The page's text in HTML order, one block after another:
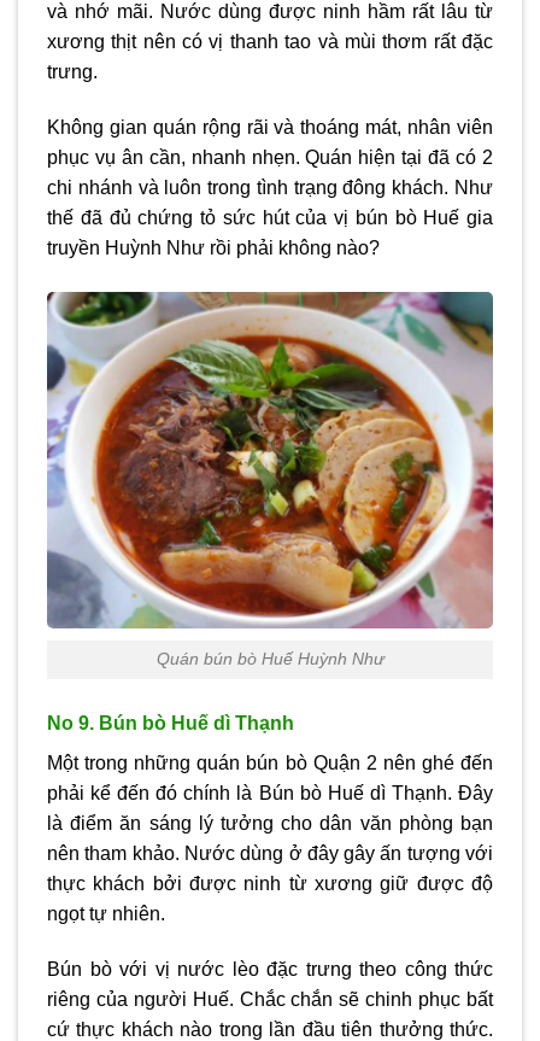
và nhớ mãi. Nước dùng được ninh hầm rất lâu từ
xương thịt nên có vị thanh tao và mùi thơm rất đặc
trưng.
Không gian quán rộng rãi và thoáng mát, nhân viên
phục vụ ân cần, nhanh nhẹn. Quán hiện tại đã có 2
chi nhánh và luôn trong tình trạng đông khách. Như
thế đã đủ chứng tỏ sức hút của vị bún bò Huế gia
truyền Huỳnh Như rồi phải không nào?
Quán bún bò Huế Huỳnh Như
No 9. Bún bò Huế dì Thạnh
Một trong những quán bún bò Quận 2 nên ghé đến
phải kể đến đó chính là Bún bò Huế dì Thạnh. Đây
là điểm ăn sáng lý tưởng cho dân văn phòng bạn
nên tham khảo. Nước dùng ở đây gây ấn tượng với
thực khách bởi được ninh từ xương giữ được độ
ngọt tự nhiên.
Bún bò với vị nước lèo đặc trưng theo công thức
riêng của người Huế. Chắc chắn sẽ chinh phục bất
cứ thực khách nào trong lần đầu tiên thưởng thức.